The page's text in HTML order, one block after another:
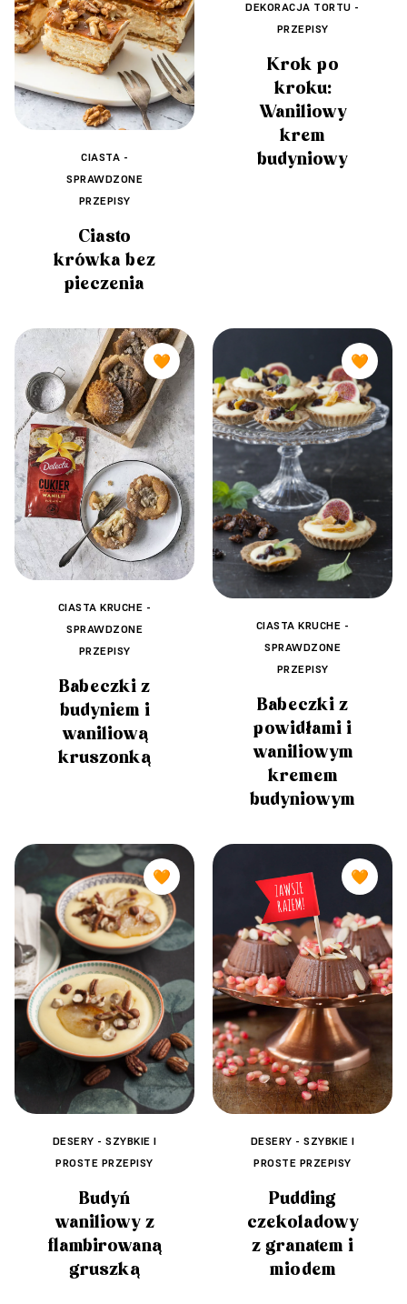
CIASTA -
SPRAWDZONE
PRZEPISY
Ciasto
krówka bez
pieczenia
DEKORACJA TORTU -
PRZEPISY
Krok po
kroku:
Waniliowy
krem
budyniowy
🧡
CIASTA KRUCHE -
SPRAWDZONE
PRZEPISY
Babeczki z
budyniem i
waniliową
kruszonką
🧡
CIASTA KRUCHE -
SPRAWDZONE
PRZEPISY
Babeczki z
powidłami i
waniliowym
kremem
budyniowym
🧡
DESERY - SZYBKIE I
PROSTE PRZEPISY
Budyń
waniliowy z
flambirowaną
gruszką
🧡
DESERY - SZYBKIE I
PROSTE PRZEPISY
Pudding
czekoladowy
z granatem i
miodem